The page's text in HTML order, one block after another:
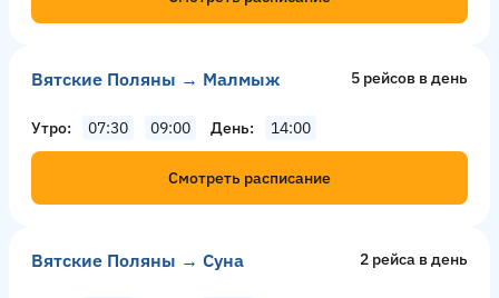
Вятские Поляны → Малмыж 5 рейсов в день
Утро 07:30 09:00 День 14:00
Смотреть расписание
Вятские Поляны → Суна 2 рейсa в день